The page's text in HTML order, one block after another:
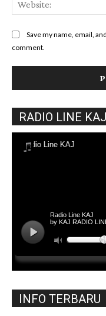
Save my name, email,
comment.
RADIO LINE KAJ
INFO TERBARU